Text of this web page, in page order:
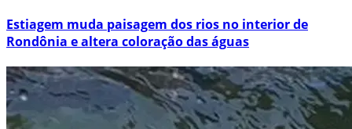
Estiagem muda paisagem dos rios no interior de
Rondônia e altera coloração das águas